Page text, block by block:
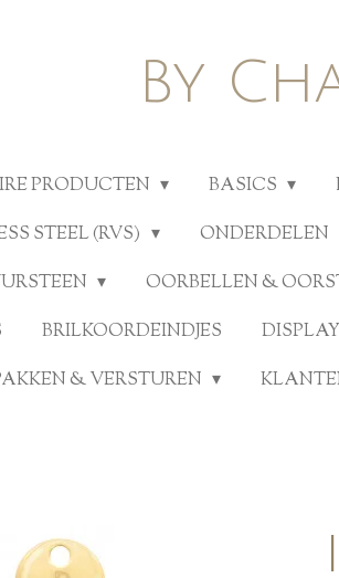
By
PRODUCTEN BASICS
STEEL (RVS) ONDERDELEN
OORBELLEN &
BRILKOORDEINDJES
& VERSTUREN